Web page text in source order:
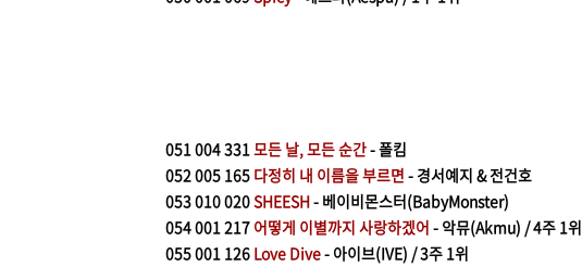
051004 331모든 날, 모든 순간- 폴킴
052005 165 다정히 내 이름을 부르면 - 경서예지 & 전건호
053010 020SHEESH- 베이비몬스터(BabyMonster)
054001 217 어떻게 이별까지 사랑하겠어 - 악뮤(Akmu) / 4주 1위
055001 126 Love Dive- 아이브(IVE) / 3주 1위